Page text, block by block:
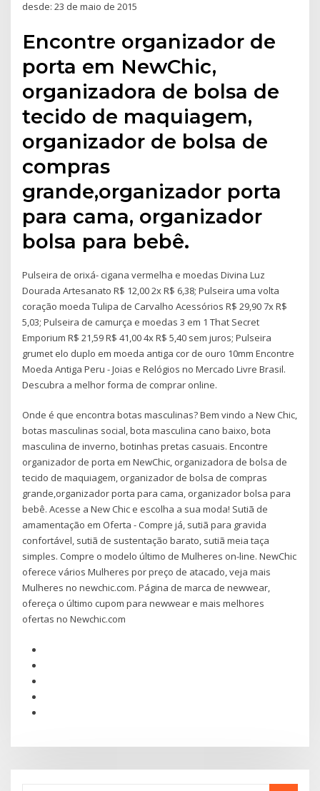
desde: 23 de maio de 2015
Encontre organizador de
porta em NewChic,
organizadora de bolsa de
tecido de maquiagem,
organizador de bolsa de
compras
grande,organizador porta
para cama, organizador
bolsa para bebê.
Pulseira de orixá- cigana vermelha e moedas Divina Luz
Dourada Artesanato R$ 12,00 2x R$ 6,38; Pulseira uma volta
coração moeda Tulipa de Carvalho Acessórios R$ 29,90 7x R$
5,03; Pulseira de camurça e moedas 3 em 1 That Secret
Emporium R$ 21,59 R$ 41,00 4x R$ 5,40 sem juros; Pulseira
grumet elo duplo em moeda antiga cor de ouro 10mm Encontre
Moeda Antiga Peru - Joias e Relógios no Mercado Livre Brasil.
Descubra a melhor forma de comprar online.
Onde é que encontra botas masculinas? Bem vindo a New Chic,
botas masculinas social, bota masculina cano baixo, bota
masculina de inverno, botinhas pretas casuais. Encontre
organizador de porta em NewChic, organizadora de bolsa de
tecido de maquiagem, organizador de bolsa de compras
grande,organizador porta para cama, organizador bolsa para
bebê. Acesse a New Chic e escolha a sua moda! Sutiã de
amamentação em Oferta - Compre já, sutiã para gravida
confortável, sutiã de sustentação barato, sutiã meia taça
simples. Compre o modelo último de Mulheres on-line. NewChic
oferece vários Mulheres por preço de atacado, veja mais
Mulheres no newchic.com. Página de marca de newwear,
ofereça o último cupom para newwear e mais melhores
ofertas no Newchic.com